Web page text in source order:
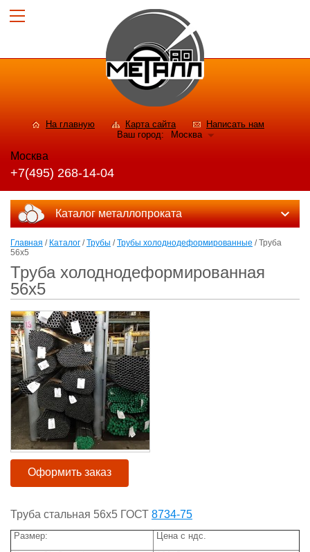
На главную Карта сайта
Написать нам
Ваш город:
Москва
Москва
+7(495) 268-14-04
Каталог металлопроката
Главная / Каталог /Трубы /Трубы холоднодеформированные / Труба
56x5
Труба холоднодеформированная
56x5
Оформить заказ
Труба стальная 56x5 ГОСТ 8734-75
Размер:
Цена с ндс.